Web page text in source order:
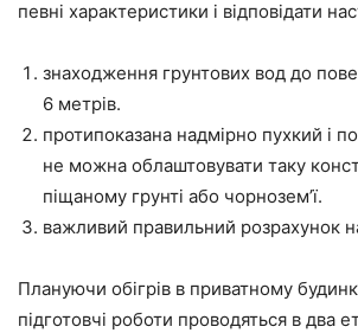
певні характеристики і відповідати
знаходження грунтових вод до
6 метрів.
протипоказана надмірно пухкий і
не можна облаштовувати таку
піщаному грунті або чорнозем’ї.
важливий правильний розрахунок
Плануючи обігрів в приватному
підготовчі роботи проводяться в два